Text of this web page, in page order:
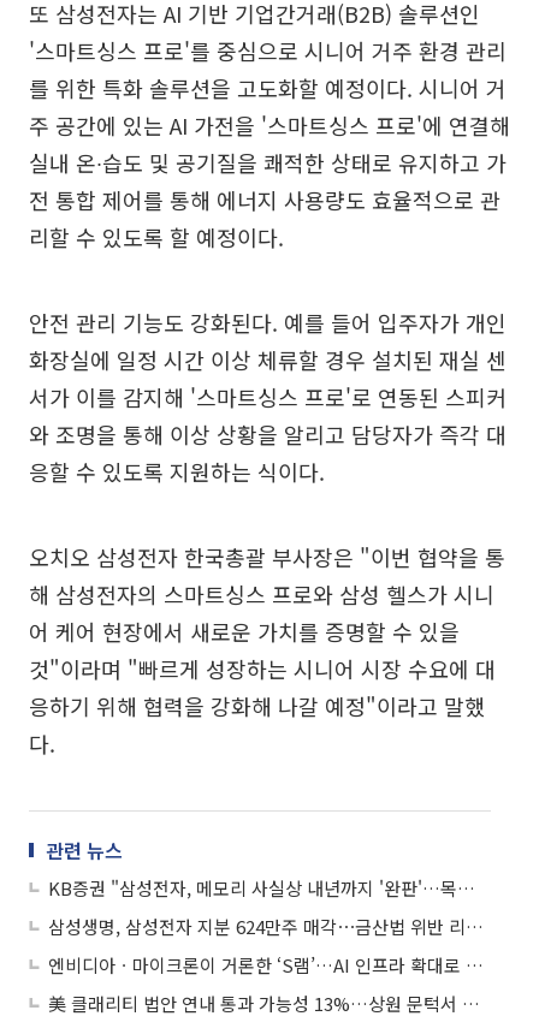
또 삼성전자는 AI 기반 기업간거래(B2B) 솔루션인
'스마트싱스 프로'를 중심으로 시니어 거주 환경 관리
를 위한 특화 솔루션을 고도화할 예정이다. 시니어 거
주 공간에 있는 AI 가전을 '스마트싱스 프로'에 연결해
실내 온∙습도 및 공기질을 쾌적한 상태로 유지하고 가
전 통합 제어를 통해 에너지 사용량도 효율적으로 관
리할 수 있도록 할 예정이다.
안전 관리 기능도 강화된다. 예를 들어 입주자가 개인
화장실에 일정 시간 이상 체류할 경우 설치된 재실 센
서가 이를 감지해 '스마트싱스 프로'로 연동된 스피커
와 조명을 통해 이상 상황을 알리고 담당자가 즉각 대
응할 수 있도록 지원하는 식이다.
오치오 삼성전자 한국총괄 부사장은 "이번 협약을 통
해 삼성전자의 스마트싱스 프로와 삼성 헬스가 시니
어 케어 현장에서 새로운 가치를 증명할 수 있을
것"이라며 "빠르게 성장하는 시니어 시장 수요에 대
응하기 위해 협력을 강화해 나갈 예정"이라고 말했
다.
관련 뉴스
KB증권 "삼성전자, 메모리 사실상 내년까지 '완판'…목표가 32만원 유지"
삼성생명, 삼성전자 지분 624만주 매각⋯금산법 위반 리스크 선제 해소
엔비디아ㆍ마이크론이 거론한 ‘S램’…AI 인프라 확대로 삼성전자에 수혜
美 클래리티 법안 연내 통과 가능성 13%…상원 문턱서 제동